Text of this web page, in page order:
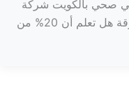
صحي بالكويت شركة
أكوا – خدمات سباكة موثوقة هل تعلم أن 20% من